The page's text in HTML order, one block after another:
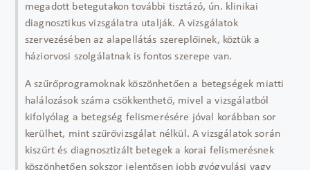
megadott betegutakon további tisztázó, ún. klinikai
diagnosztikus vizsgálatra utalják. A vizsgálatok
szervezésében az alapellátás szereplőinek, köztük a
háziorvosi szolgálatnak is fontos szerepe van.
A szűrőprogramoknak köszönhetően a betegségek miatti
halálozások száma csökkenthető, mivel a vizsgálatból
kifolyólag a betegség felismerésére jóval korábban sor
kerülhet, mint szűrővizsgálat nélkül. A vizsgálatok során
kiszűrt és diagnosztizált betegek a korai felismerésnek
köszönhetően sokszor jelentősen jobb gyógyulási vagy